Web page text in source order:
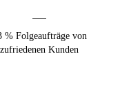
% Folgeaufträge von
zufriedenen Kunden